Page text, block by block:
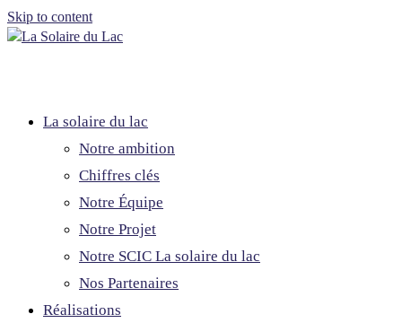
Skip to content
La solaire du lac
Notre ambition
Chiffres clés
Notre Équipe
Notre Projet
Notre SCIC La solaire du lac
Nos Partenaires
Réalisations